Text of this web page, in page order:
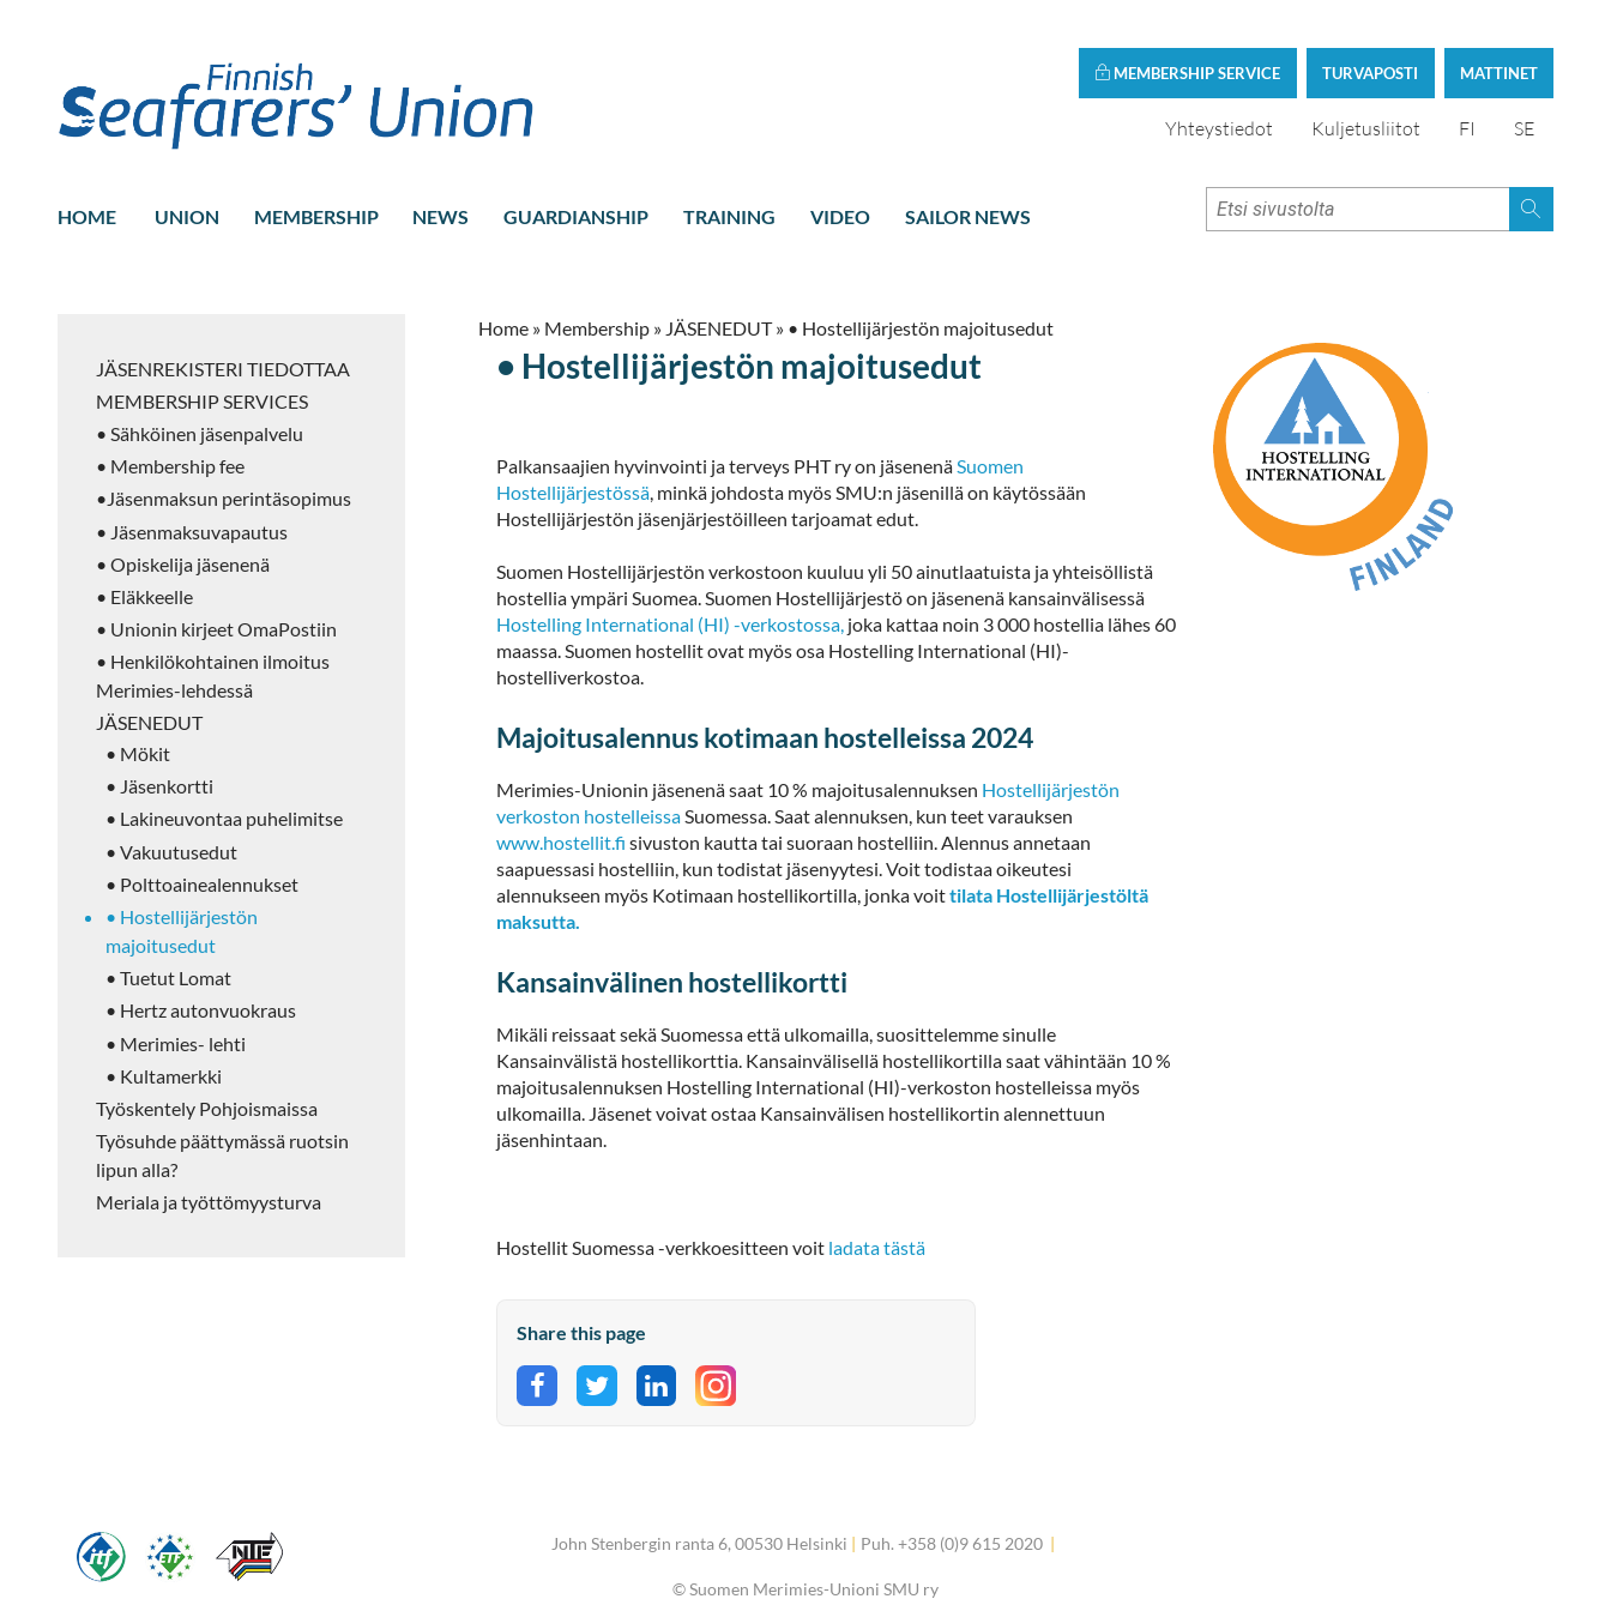
MATTINET
TURVAPOSTI
MEMBERSHIP SERVICE
Yhteystiedot Kuljetusliitot FI SE
HOME UNION MEMBERSHIP NEWS GUARDIANSHIP TRAINING VIDEO SAILOR NEWS
JÄSENREKISTERI TIEDOTTAA
MEMBERSHIP SERVICES
• Sähköinen jäsenpalvelu
• Membership fee
•Jäsenmaksun perintäsopimus
• Jäsenmaksuvapautus
• Opiskelija jäsenenä
• Eläkkeelle
• Unionin kirjeet OmaPostiin
• Henkilökohtainen ilmoitus
Merimies-lehdessä
JÄSENEDUT
• Mökit
• Jäsenkortti
• Lakineuvontaa puhelimitse
• Vakuutusedut
• Polttoainealennukset
• Hostellijärjestön
majoitusedut
• Tuetut Lomat
• Hertz autonvuokraus
• Merimies- lehti
• Kultamerkki
Työskentely Pohjoismaissa
Työsuhde päättymässä ruotsin
lipun alla?
Meriala ja työttömyysturva
Home » Membership » JÄSENEDUT» • Hostellijärjestön majoitusedut
• Hostellijärjestön majoitusedut
Palkansaajien hyvinvointi ja terveys PHT ry on jäsenenä Suomen
Hostellijärjestössä , minkä johdosta myös SMU:n jäsenillä on käytössään
Hostellijärjestön jäsenjärjestöilleen tarjoamat edut.
Suomen Hostellijärjestön verkostoon kuuluu yli 50 ainutlaatuista ja yhteisöllistä
hostellia ympäri Suomea. Suomen Hostellijärjestö on jäsenenä kansainvälisessä
Hostelling International (HI) -verkostossa, joka kattaa noin 3 000 hostellia lähes 60
maassa. Suomen hostellit ovat myös osa Hostelling International (HI)-
hostelliverkostoa.
Majoitusalennus kotimaan hostelleissa 2024
Merimies-Unionin jäsenenä saat 10 % majoitusalennuksen Hostellijärjestön
verkoston hostelleissaSuomessa. Saat alennuksen, kun teet varauksen
www.hostellit.fi sivuston kautta tai suoraan hostelliin. Alennus annetaan
saapuessasi hostelliin, kun todistat jäsenyytesi. Voit todistaa oikeutesi
alennukseen myös Kotimaan hostellikortilla, jonka voittilata Hostellijärjestöltä
maksutta.
Kansainvälinen hostellikortti
Mikäli reissaat sekä Suomessa että ulkomailla, suosittelemme sinulle
Kansainvälistä hostellikorttia. Kansainvälisellä hostellikortilla saat vähintään 10 %
majoitusalennuksen Hostelling International (HI)-verkoston hostelleissa myös
ulkomailla. Jäsenet voivat ostaa Kansainvälisen hostellikortin alennettuun
jäsenhintaan.
Hostellit Suomessa -verkkoesitteen voit ladata tästä
Share this page
Share on Facebook
Share on Twitter
Share on LinkedIn
John Stenbergin ranta 6, 00530 Helsinki | Puh. +358 (0)9 615 2020 |
©Suomen Merimies-Unioni SMU ry